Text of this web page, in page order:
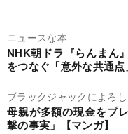
ニュースな本
NHK朝ドラ『らんまん
をつなぐ「意外な共通点
ブラックジャックによろし
母親が多額の現金をプ
撃の事実」【マンガ】